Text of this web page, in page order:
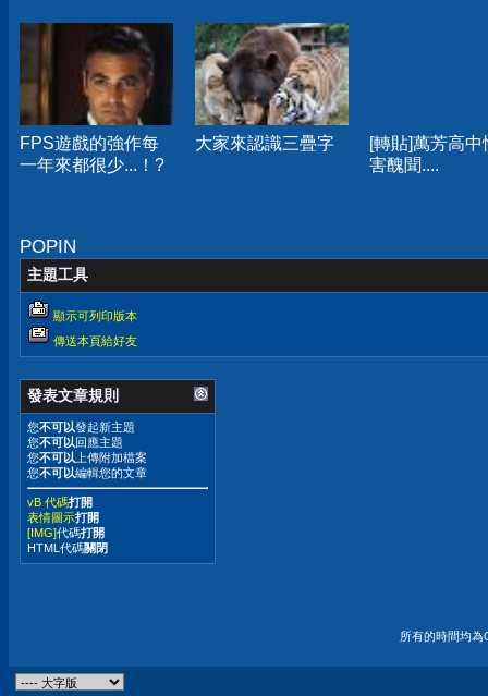
FPS遊戲的強作每
一年來都很少...！?
大家來認識三疊字
[轉貼]萬芳高中
害醜聞....
POPIN
主題工具
顯示可列印版本
傳送本頁給好友
發表文章規則
您不可以發起新主題
您不可以回應主題
您不可以 上傳附加檔案
您不可以編輯您的文章
vB 代碼打開
表情圖示打開
[IMG]代碼打開
HTML代碼關閉
所有的時間均為